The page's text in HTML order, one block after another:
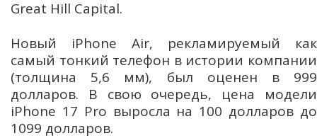
Great Hill Capital.
Новый iPhone Air, рекламируемый как
самый тонкий телефон в истории компании
(толщина 5,6 мм), был оценен в 999
долларов. В свою очередь, цена модели
iPhone 17 Pro выросла на 100 долларов до
1099 долларов.